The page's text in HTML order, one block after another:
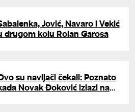
Jović, Navaro i Vekić
drugom kolu Rolan Garosa
su navijači čekali: Poznato
Novak Đoković izlazi na